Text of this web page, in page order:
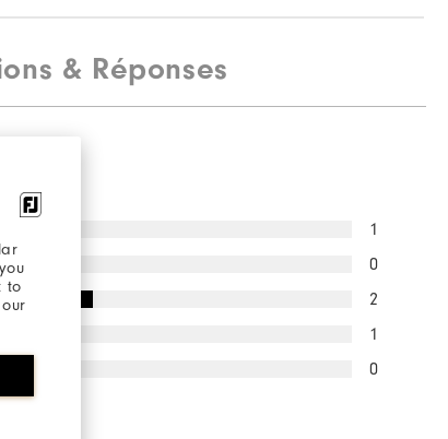
to
& Réponses
1
0
2
1
0